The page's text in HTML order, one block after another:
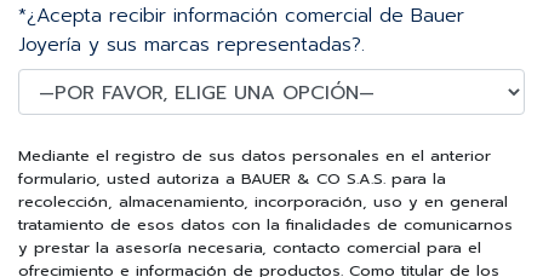
*¿Acepta recibir información comercial de Bauer
Joyería y sus marcas representadas?.
Mediante el registro de sus datos personales en el anterior
formulario, usted autoriza a BAUER & CO S.A.S. para la
recolección, almacenamiento, incorporación, uso y en general
tratamiento de esos datos con la finalidades de comunicarnos
y prestar la asesoría necesaria, contacto comercial para el
ofrecimiento e información de productos. Como titular de los